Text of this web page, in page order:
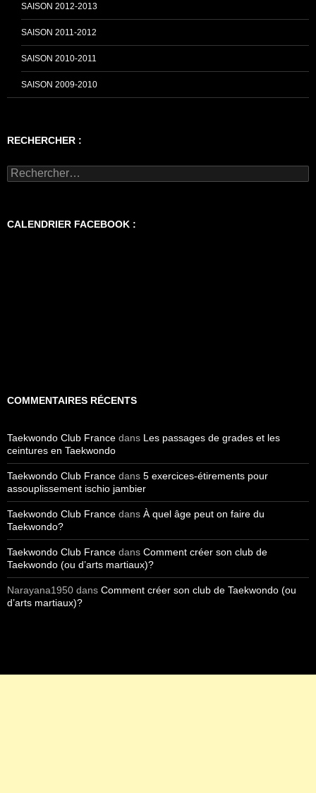
SAISON 2012-2013
SAISON 2011-2012
SAISON 2010-2011
SAISON 2009-2010
RECHERCHER :
Rechercher :
CALENDRIER FACEBOOK :
COMMENTAIRES RÉCENTS
Taekwondo Club France dans Les passages de grades et les
ceintures en Taekwondo
Taekwondo Club France dans 5 exercices-étirements pour
assouplissement ischio jambier
Taekwondo Club France dans À quel âge peut on faire du
Taekwondo?
Taekwondo Club France dans Comment créer son club de
Taekwondo (ou d’arts martiaux)?
Narayana1950 dans Comment créer son club de Taekwondo (ou
d’arts martiaux)?